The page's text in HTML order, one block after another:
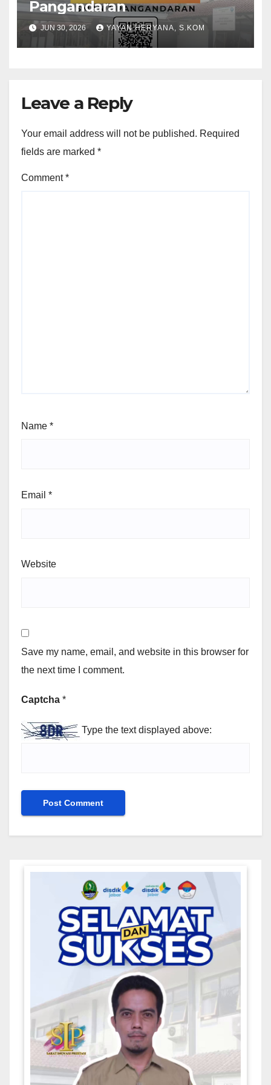
Pangandaran
JUN 30, 2026 YAYAN HERYANA, S.KOM
Leave a Reply
Your email address will not be published. Required
fields are marked *
Comment*
Name *
Email *
Website
Save my name, email, and website in this browser for
the next time I comment.
Captcha *
Type the text displayed above: